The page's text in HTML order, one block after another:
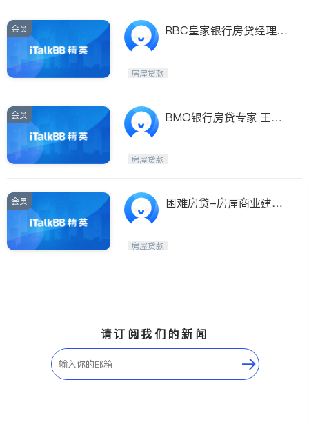
会员
RBC皇家银行房贷经理-
房屋贷款
会员
BMO银行房贷专家 王红
房屋贷款
会员
困难房贷-房屋商业建筑
房屋贷款
请订阅我们的新闻